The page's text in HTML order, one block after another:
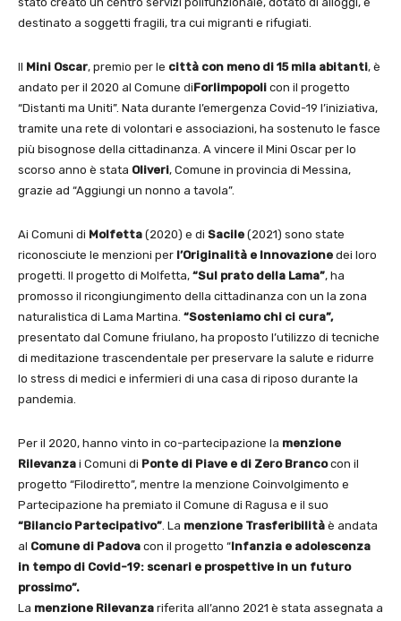
destinato a soggetti fragili, tra cui migranti e rifugiati.
Il Mini Oscar, premio per le città con meno di 15 mila abitanti, è
andato per il 2020 al Comune diForlimpopoli con il progetto
“Distanti ma Uniti”. Nata durante l’emergenza Covid-19 l’iniziativa,
tramite una rete di volontari e associazioni, ha sostenuto le fasce
più bisognose della cittadinanza. A vincere il Mini Oscar per lo
scorso anno è stata Oliveri, Comune in provincia di Messina,
grazie ad “Aggiungi un nonno a tavola”.
Ai Comuni di Molfetta (2020) e di Sacile (2021) sono state
riconosciute le menzioni per l’Originalità e Innovazione dei loro
progetti. Il progetto di Molfetta, “Sul prato della Lama”, ha
promosso il ricongiungimento della cittadinanza con un la zona
naturalistica di Lama Martina. “Sosteniamo chi ci cura”,
presentato dal Comune friulano, ha proposto l’utilizzo di tecniche
di meditazione trascendentale per preservare la salute e ridurre
lo stress di medici e infermieri di una casa di riposo durante la
pandemia.
Per il 2020, hanno vinto in co-partecipazione la menzione
Rilevanza i Comuni di Ponte di Piave e di Zero Brancocon il
progetto “Filodiretto”, mentre la menzione Coinvolgimento e
Partecipazione ha premiato il Comune di Ragusa e il suo
“Bilancio Partecipativo”. La menzione Trasferibilità è andata
al Comune di Padova con il progetto “Infanzia e adolescenza
in tempo di Covid-19: scenari e prospettive in un futuro
prossimo”.
La menzione Rilevanza riferita all’anno 2021 è stata assegnata a